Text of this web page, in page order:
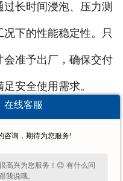
长时间浸泡、压力测
下的性能稳定性。只
准予出厂，确保交付
安全使用需求。
，合规且性能稳定的
桶盖以合规为基础，
工产品包装提供可靠
在线客服
咨询，期待为您服务!
高兴为您服务！😊 有什么问
我说哦。